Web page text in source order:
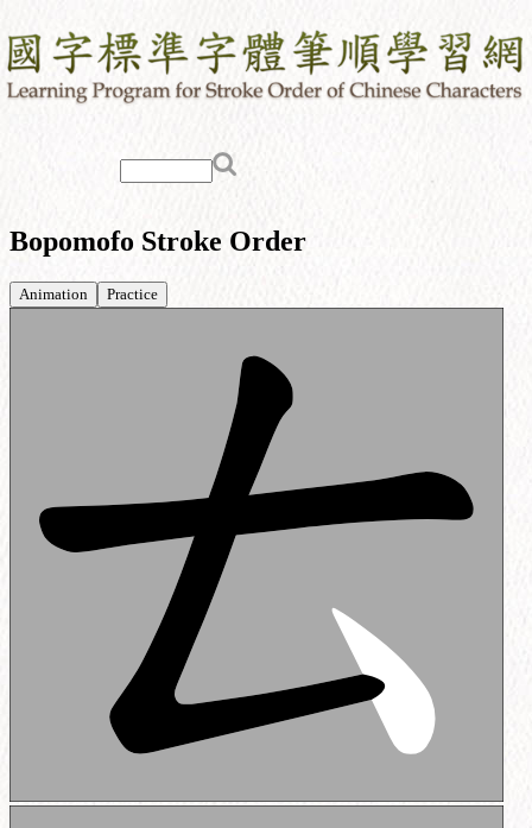
Bopomofo Stroke Order
Animation Practice